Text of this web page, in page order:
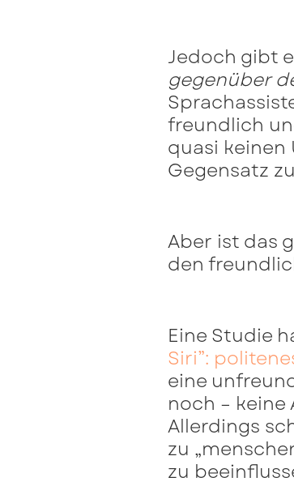
Jedoch gibt
gegenüber
freundlich
quasi keinen
Gegensatz
Aber ist das
den
Eine Studie
Siri”:
eine
noch –
Allerdings
zu
zu